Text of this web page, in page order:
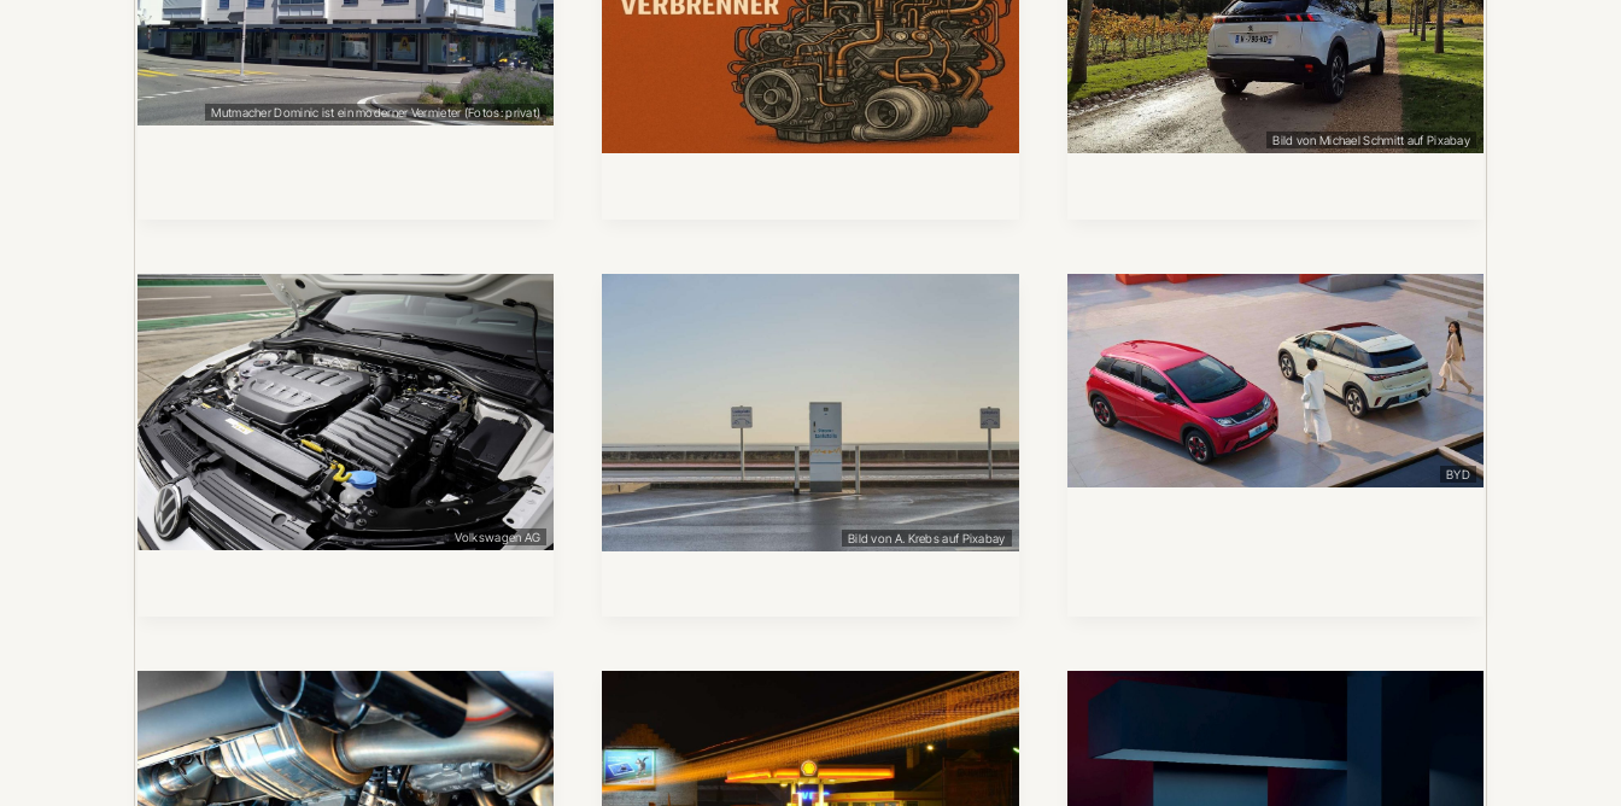
Mutmacher Dominic ist ein moderner Vermieter (Fotos: privat)
Bild von Michael Schmitt auf Pixabay
Volkswagen AG Bild von A. Krebs auf Pixabay
BYD